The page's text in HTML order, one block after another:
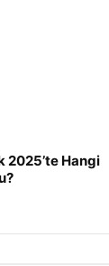
2025’te Hangi